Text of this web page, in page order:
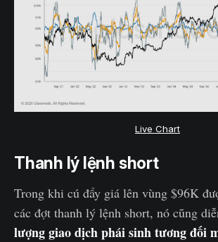
Live Chart
Thanh lý lệnh short
Trong khi cú đẩy giá lên vùng $96K
các đợt thanh lý lệnh short, nó cũng
lượng giao dịch phái sinh tương đối